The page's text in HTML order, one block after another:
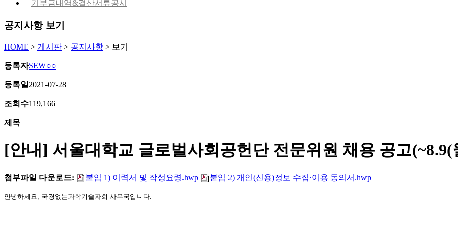
기부금내역&결산서류공시
공지사항 보기
HOME > 게시판 > 공지사항 > 보기
등록자SEW○○
등록일 2021-07-28
조회수119,166
제목
[안내] 서울대학교 글로벌사회공헌단 전문위원 채용 공고(~8.9(
첨부파일 다운로드: 붙임 1) 이력서 및 작성요령.hwp 붙임 2) 개인(신용)정보 수집·이용 동의서.hwp
안녕하세요, 국경없는과학기술자회 사무국입니다.